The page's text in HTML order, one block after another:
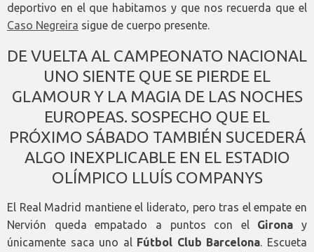
deportivo en el que habitamos y que nos recuerda que el
Caso Negreira sigue de cuerpo presente.
DE VUELTA AL CAMPEONATO NACIONAL
UNO SIENTE QUE SE PIERDE EL
GLAMOUR Y LA MAGIA DE LAS NOCHES
EUROPEAS. SOSPECHO QUE EL
PRÓXIMO SÁBADO TAMBIÉN SUCEDERÁ
ALGO INEXPLICABLE EN EL ESTADIO
OLÍMPICO LLUÍS COMPANYS
El Real Madrid mantiene el liderato, pero tras el empate en
Nervión queda empatado a puntos con el Girona y
únicamente saca uno al Fútbol Club Barcelona. Escueta